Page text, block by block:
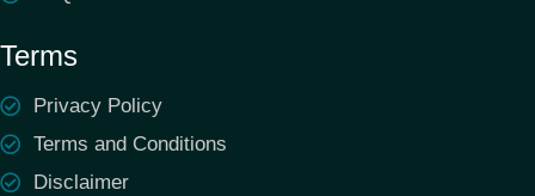
Terms
Privacy Policy
Terms and Conditions
Disclaimer